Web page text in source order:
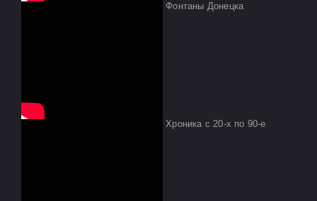
Фонтаны Донецка
Хроника с 20-х по 90-е